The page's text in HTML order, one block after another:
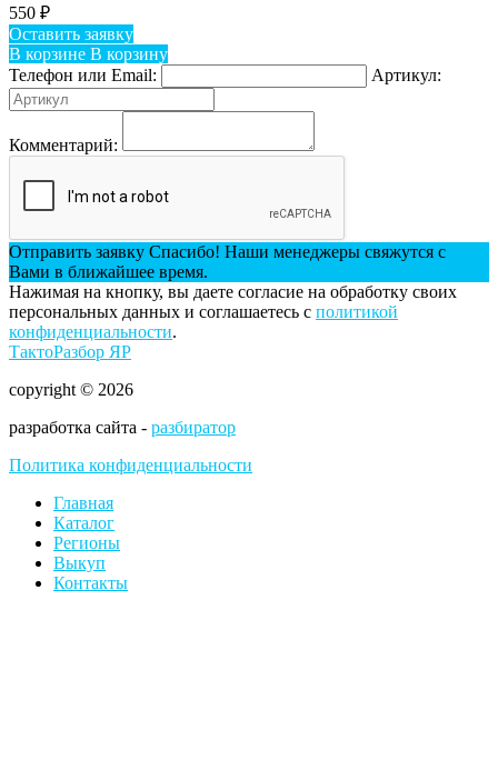
550 ₽
Оставить заявку
В корзине В корзину
Телефон или Email:
Артикул:
Комментарий:
Отправить заявку Спасибо! Наши менеджеры свяжутся с
Вами в ближайшее время.
Нажимая на кнопку, вы даете согласие на обработку своих
персональных данных и соглашаетесь с политикой
конфиденциальности.
ТактоРазбор ЯР
copyright © 2026
разработка сайта - разбиратор
Политика конфиденциальности
Главная
Каталог
Регионы
Выкуп
Контакты